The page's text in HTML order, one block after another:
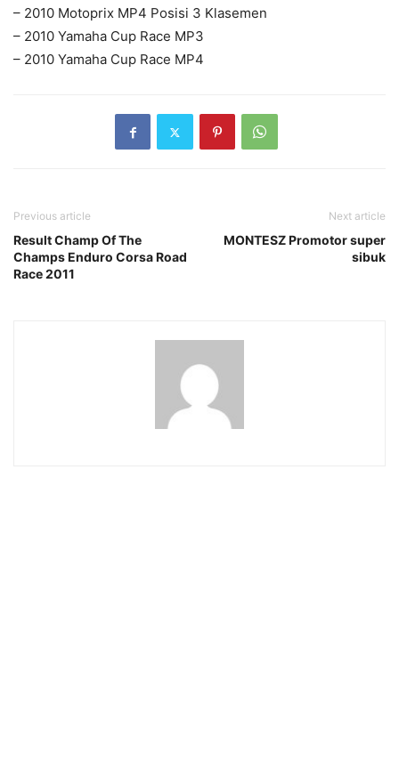
– 2010 Motoprix MP4 Posisi 3 Klasemen
– 2010 Yamaha Cup Race MP3
– 2010 Yamaha Cup Race MP4
Previous article
Result Champ Of The
Champs Enduro Corsa Road
Race 2011
Next article
MONTESZ Promotor super
sibuk